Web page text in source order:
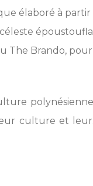
élaboré à
The Brando,
culture et